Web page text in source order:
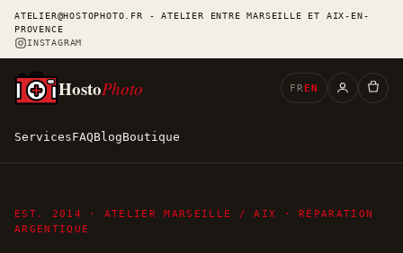
ATELIER@HOSTOPHOTO.FR - ATELIER ENTRE MARSEILLE ET AIX-EN-
PROVENCE
INSTAGRAM
ServicesFAQBlogBoutique
HostoPhoto FR EN
EST. 2014 · ATELIER MARSEILLE / AIX · RÉPARATION
ARGENTIQUE